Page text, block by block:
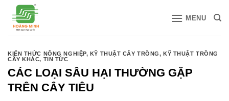
qua
MENU
KIẾN THỨC NÔNG NGHIỆP, KỸ THUẬT CÂY TRỒNG,KỸ THUẬT TRỒNG
CÂY KHÁC, TIN TỨC
CÁC LOẠI SÂU HẠI THƯỜNG GẶP
TRÊN CÂY TIÊU